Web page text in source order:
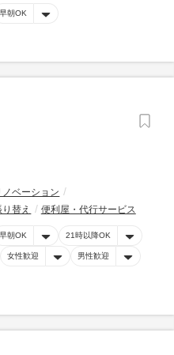
早朝OK
ベーション
替え 便利屋・代行サービス
早朝OK 21時以降OK
女性歓迎 男性歓迎